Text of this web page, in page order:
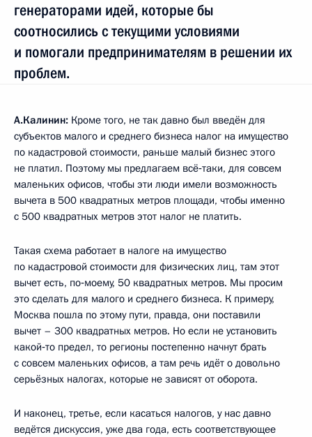
генераторами идей, которые бы
соотносились с текущими условиями
и помогали предпринимателям в решении их
проблем.
А.Калинин: Кроме того, не так давно был введён для
субъектов малого и среднего бизнеса налог на имущество
по кадастровой стоимости, раньше малый бизнес этого
не платил. Поэтому мы предлагаем всё‑таки, для совсем
маленьких офисов, чтобы эти люди имели возможность
вычета в 500 квадратных метров площади, чтобы именно
с 500 квадратных метров этот налог не платить.
Такая схема работает в налоге на имущество
по кадастровой стоимости для физических лиц, там этот
вычет есть, по‑моему, 50 квадратных метров. Мы просим
это сделать для малого и среднего бизнеса. К примеру,
Москва пошла по этому пути, правда, они поставили
вычет – 300 квадратных метров. Но если не установить
какой‑то предел, то регионы постепенно начнут брать
с совсем маленьких офисов, а там речь идёт о довольно
серьёзных налогах, которые не зависят от оборота.
И наконец, третье, если касаться налогов, у нас давно
ведётся дискуссия, уже два года, есть соответствующее